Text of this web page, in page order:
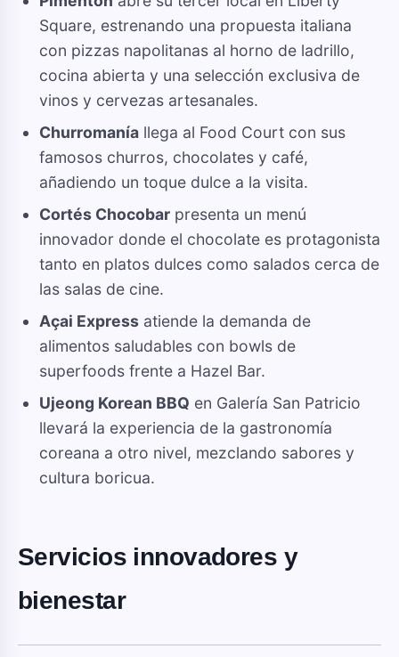
Square, estrenando una propuesta italiana
con pizzas napolitanas al horno de ladrillo,
cocina abierta y una selección exclusiva de
vinos y cervezas artesanales.
Churromanía llega al Food Court con sus
famosos churros, chocolates y café,
añadiendo un toque dulce a la visita.
Cortés Chocobar presenta un menú
innovador donde el chocolate es protagonista
tanto en platos dulces como salados cerca de
las salas de cine.
Açai Express atiende la demanda de
alimentos saludables con bowls de
superfoods frente a Hazel Bar.
Ujeong Korean BBQ en Galería San Patricio
llevará la experiencia de la gastronomía
coreana a otro nivel, mezclando sabores y
cultura boricua.
Servicios innovadores y
bienestar